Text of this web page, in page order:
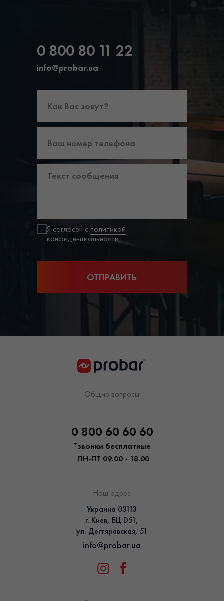
Я согласен с политикой
конфиденциальности
ОТПРАВИТЬ
0 800 80 11 22
info@probar.ua
Общие вопросы
*звонки бесплатные
0 800 60 60 60
Наш адрес
Украина 03113
г. Киев, БЦ D51,
ул. Дегтярёвская, 51
info@probar.ua
ПН-ПТ 09.00 - 18.00